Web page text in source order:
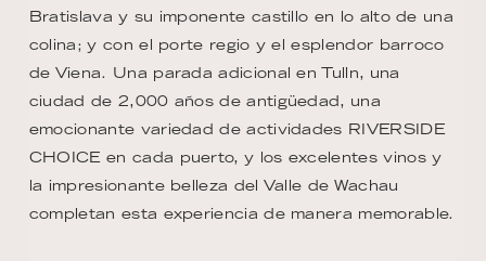
Bratislava y su imponente castillo en lo alto de una
colina; y con el porte regio y el esplendor barroco
de Viena. Una parada adicional en Tulln, una
ciudad de 2,000 años de antigüedad, una
emocionante variedad de actividades RIVERSIDE
CHOICE en cada puerto, y los excelentes vinos y
la impresionante belleza del Valle de Wachau
completan esta experiencia de manera memorable.